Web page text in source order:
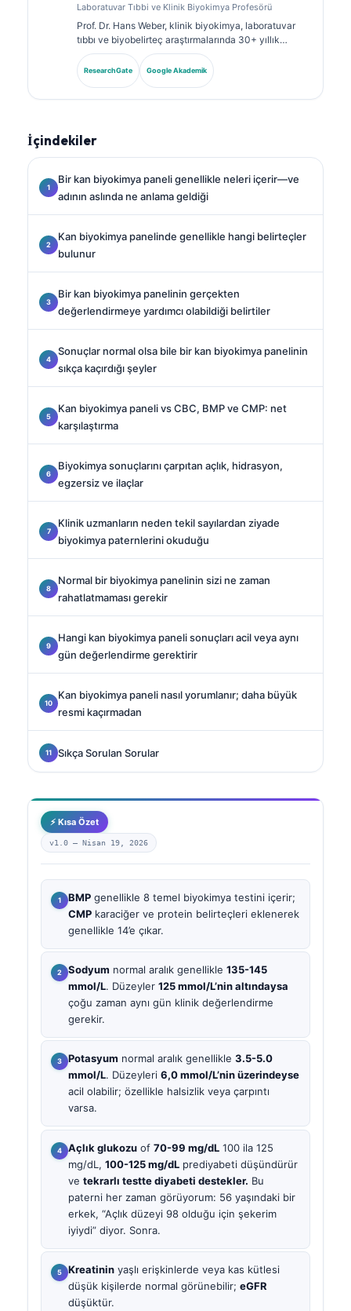
Laboratuvar Tıbbi ve Klinik Biyokimya Profesörü
Prof. Dr. Hans Weber, klinik biyokimya, laboratuvar
tıbbı ve biyobelirteç araştırmalarında 30+ yıllık
uzmanlığa sahiptir. Alman Klinik Kimya Derneği’nin
eski Başkanıdır; tanısal panel analizi, biyobelirteç
standardizasyonu ve yapay zeka destekli laboratuvar
ResearchGate Google Akademik
İçindekiler
Bir kan biyokimya paneli genellikle neleri içerir—ve
adının aslında ne anlama geldiği
Kan biyokimya panelinde genellikle hangi belirteçler
bulunur
Bir kan biyokimya panelinin gerçekten
değerlendirmeye yardımcı olabildiği belirtiler
Sonuçlar normal olsa bile bir kan biyokimya panelinin
sıkça kaçırdığı şeyler
Kan biyokimya paneli vs CBC, BMP ve CMP: net
karşılaştırma
Biyokimya sonuçlarını çarpıtan açlık, hidrasyon,
egzersiz ve ilaçlar
Klinik uzmanların neden tekil sayılardan ziyade
biyokimya paternlerini okuduğu
Normal bir biyokimya panelinin sizi ne zaman
rahatlatmaması gerekir
Hangi kan biyokimya paneli sonuçları acil veya aynı
gün değerlendirme gerektirir
Kan biyokimya paneli nasıl yorumlanır; daha büyük
resmi kaçırmadan
Sıkça Sorulan Sorular
⚡ Kısa Özet
v1.0 — Nisan 19, 2026
BMP genellikle 8 temel biyokimya testini içerir;
CMP karaciğer ve protein belirteçleri eklenerek
genellikle 14’e çıkar.
Sodyum normal aralık genellikle 135-145
mmol/L. Düzeyler 125 mmol/L’nin altındaysa
çoğu zaman aynı gün klinik değerlendirme
gerekir.
Potasyum normal aralık genellikle 3.5-5.0
mmol/L. Düzeyleri 6,0 mmol/L’nin üzerindeyse
acil olabilir; özellikle halsizlik veya çarpıntı
varsa.
Açlık glukozu of 70-99 mg/dL 100 ila 125
mg/dL, 100-125 mg/dL prediyabeti düşündürür
ve tekrarlı testte diyabeti destekler. Bu
paterni her zaman görüyorum: 56 yaşındaki bir
erkek, “Açlık düzeyi 98 olduğu için şekerim
iyiydi” diyor. Sonra.
Kreatinin yaşlı erişkinlerde veya kas kütlesi
düşük kişilerde normal görünebilir; eGFR
düşüktür.